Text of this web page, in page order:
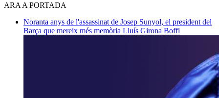
ARA A PORTADA
Noranta anys de l'assassinat de Josep Sunyol, el president del
Barça que mereix més memòria Lluís Girona Boffi